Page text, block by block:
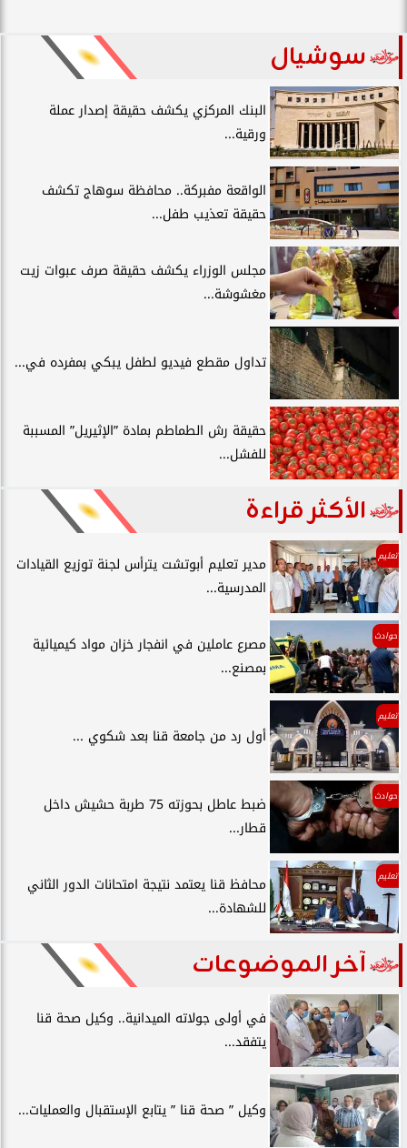
سوشيال
البنك المركزي يكشف حقيقة إصدار عملة
ورقية...
الواقعة مفبركة.. محافظة سوهاج تكشف
حقيقة تعذيب طفل...
مجلس الوزراء يكشف حقيقة صرف عبوات زيت
مغشوشة...
تداول مقطع فيديو لطفل يبكي بمفرده في...
حقيقة رش الطماطم بمادة ”الإثيريل” المسببة
للفشل...
الأكثر قراءة
تعليم
مدير تعليم أبوتشت يترأس لجنة توزيع القيادات
المدرسية...
حوادث
مصرع عاملين في انفجار خزان مواد كيميائية
بمصنع...
تعليم
أول رد من جامعة قنا بعد شكوي ...
حوادث
ضبط عاطل بحوزته 75 طربة حشيش داخل
قطار...
تعليم
محافظ قنا يعتمد نتيجة امتحانات الدور الثاني
للشهادة...
آخر الموضوعات
في أولى جولاته الميدانية.. وكيل صحة قنا
يتفقد...
وكيل ” صحة قنا ” يتابع الإستقبال والعمليات...